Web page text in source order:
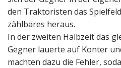
den Traktoristen das
zählbares heraus.
In der zweiten Halbzeit das
Gegner lauerte auf Konter
machten dazu die Fehler,